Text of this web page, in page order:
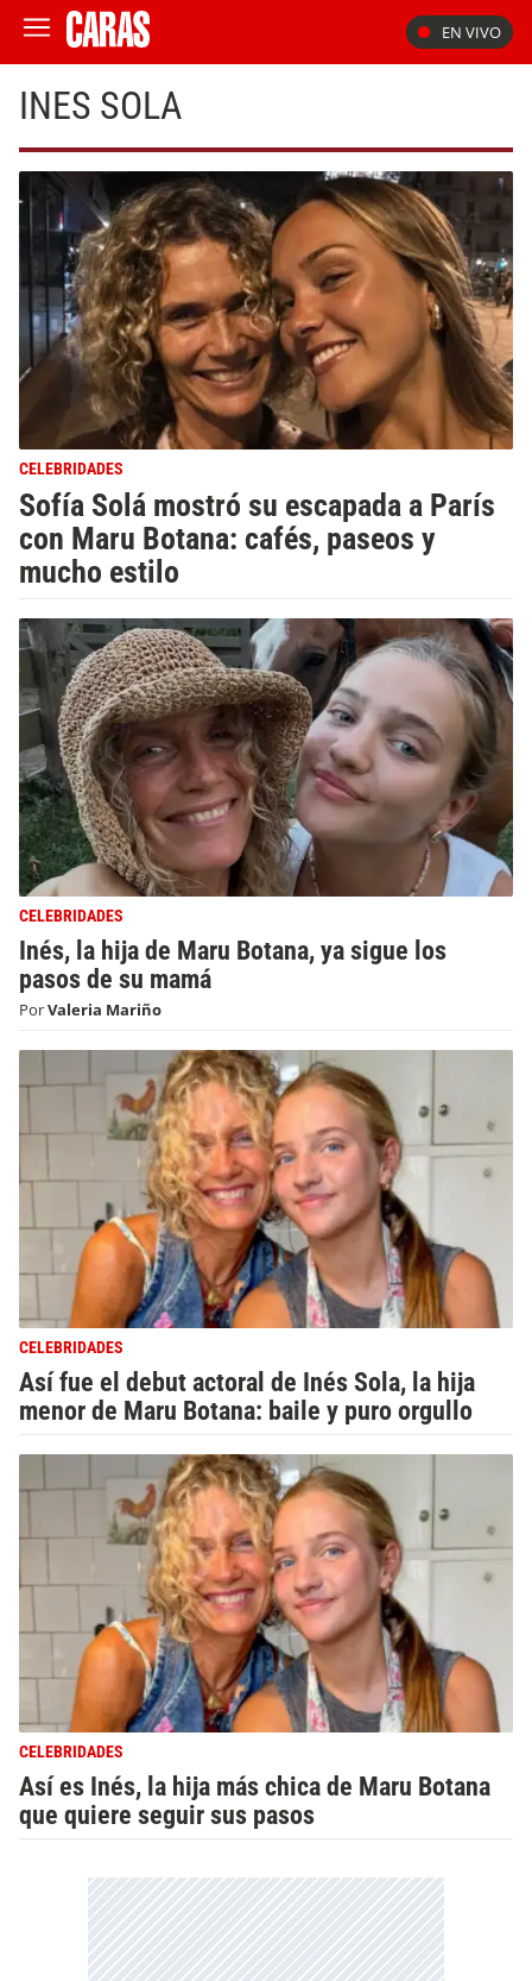
EN VIVO
INES SOLA
CELEBRIDADES
Sofía Solá mostró su escapada a París
con Maru Botana: cafés, paseos y
mucho estilo
CELEBRIDADES
Inés, la hija de Maru Botana, ya sigue los
pasos de su mamá
PorValeria Mariño
CELEBRIDADES
Así fue el debut actoral de Inés Sola, la hija
menor de Maru Botana: baile y puro orgullo
CELEBRIDADES
Así es Inés, la hija más chica de Maru Botana
que quiere seguir sus pasos